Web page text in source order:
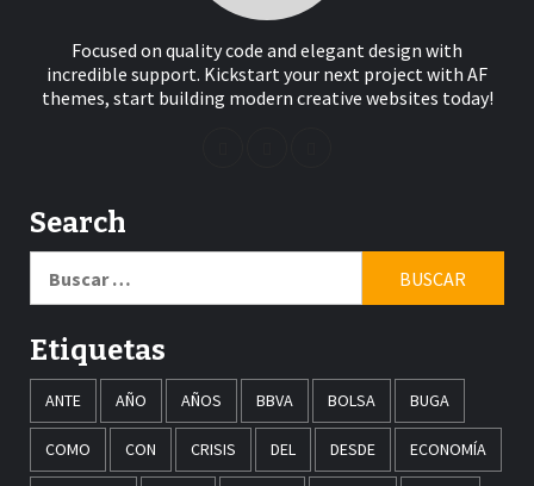
Focused on quality code and elegant design with
incredible support. Kickstart your next project with AF
themes, start building modern creative websites today!
Search
Etiquetas
ANTE AÑO AÑOS BBVA BOLSA BUGA
COMO CON CRISIS DEL DESDE ECONOMÍA